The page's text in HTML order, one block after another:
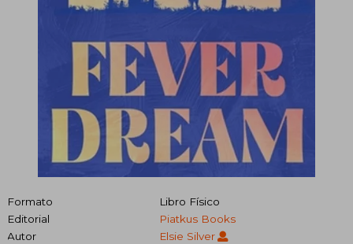
Formato
Libro Físico
Editorial
Piatkus Books
Autor
Elsie Silver